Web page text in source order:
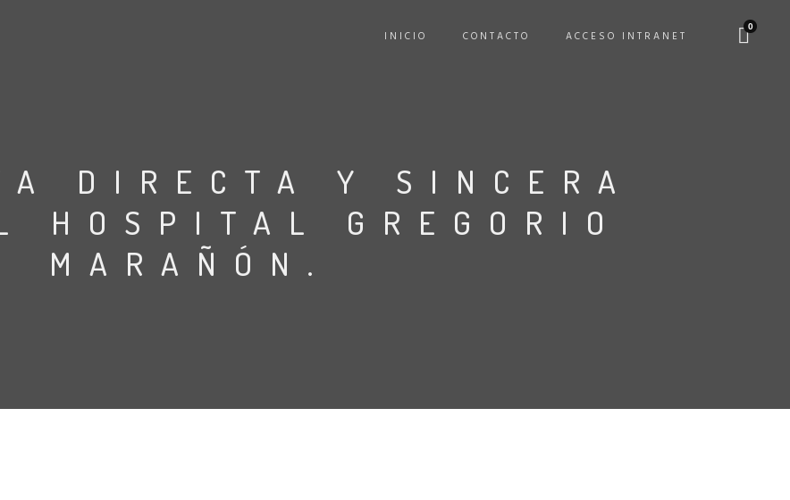
0
INICIO CONTACTO ACCESO INTRANET
DIRECTA Y SINCERA
HOSPITAL GREGORIO
MARAÑÓN.